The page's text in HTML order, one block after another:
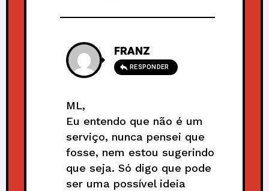
FRANZ
RESPONDER
ML,
Eu entendo que não é um
serviço, nunca pensei que
fosse, nem estou sugerindo
que seja. Só digo que pode
ser uma possível ideia